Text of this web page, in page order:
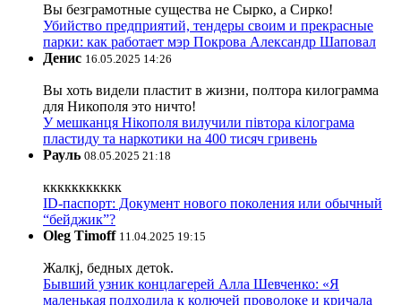
Вы безграмотные существа не Сырко, а Сирко!
Убийство предприятий, тендеры своим и прекрасные
парки: как работает мэр Покрова Александр Шаповал
Денис 16.05.2025 14:26
Вы хоть видели пластит в жизни, полтора килограмма
для Никополя это ничто!
У мешканця Нікополя вилучили півтора кілограма
пластиду та наркотики на 400 тисяч гривень
Рауль 08.05.2025 21:18
ккккккккккк
ID-паспорт: Документ нового поколения или обычный
“бейджик”?
Oleg Timoff 11.04.2025 19:15
Жалкj, бедных детok.
Бывший узник концлагерей Алла Шевченко: «Я
маленькая подходила к колючей проволоке и кричала